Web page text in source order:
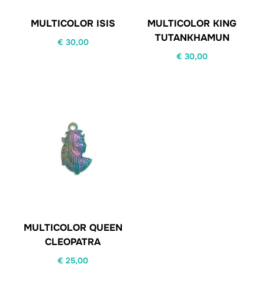
MULTICOLOR ISIS
€ 30,00
MULTICOLOR KING
TUTANKHAMUN
€ 30,00
MULTICOLOR QUEEN
CLEOPATRA
€ 25,00